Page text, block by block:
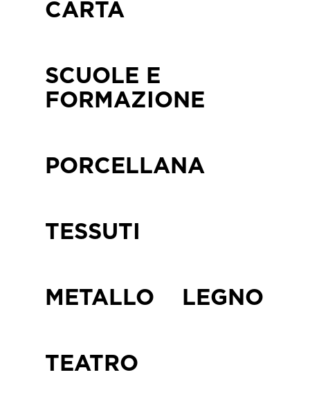
CARTA
SCUOLE E
FORMAZIONE
PORCELLANA
TESSUTI
METALLO LEGNO
TEATRO